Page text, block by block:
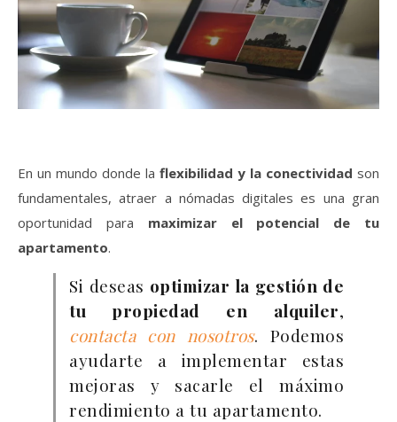
En un mundo donde la flexibilidad y la conectividad son
fundamentales, atraer a nómadas digitales es una gran
oportunidad para maximizar el potencial de tu
apartamento.
Si deseas optimizar la gestión de
tu propiedad en alquiler,
contacta con nosotros. Podemos
ayudarte a implementar estas
mejoras y sacarle el máximo
rendimiento a tu apartamento.